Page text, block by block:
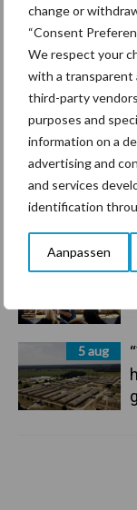
change or
“Consent
We respect your
with a transparent
third-party
purposes and
information on a
advertising and
and services
identification
Aanpassen
7 aug
6 aug
5 aug